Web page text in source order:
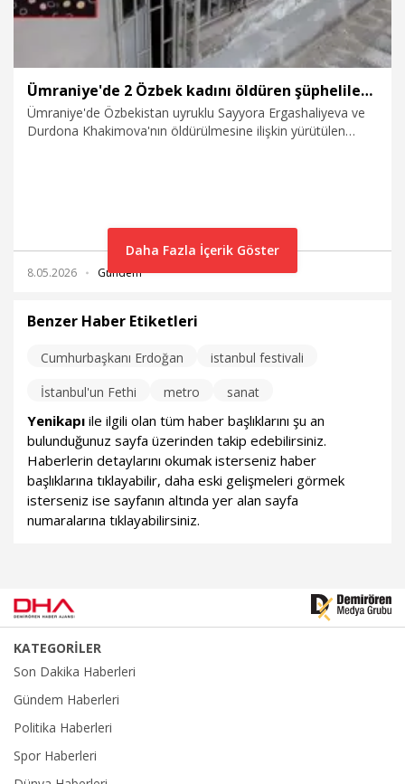
Ümraniye'de 2 Özbek kadını öldüren şüphelilere ağırlaştırılmış müebbet hapis talebi
Ümraniye'de Özbekistan uyruklu Sayyora Ergashaliyeva ve
Durdona Khakimova'nın öldürülmesine ilişkin yürütülen
8.05.2026 Gündem
Daha Fazla İçerik Göster
Benzer Haber Etiketleri
Cumhurbaşkanı Erdoğan
istanbul festivali
İstanbul'un Fethi
metro sanat
Yenikapı ile ilgili olan tüm haber başlıklarını şu an
bulunduğunuz sayfa üzerinden takip edebilirsiniz.
Haberlerin detaylarını okumak isterseniz haber
başlıklarına tıklayabilir, daha eski gelişmeleri görmek
isterseniz ise sayfanın altında yer alan sayfa
numaralarına tıklayabilirsiniz.
KATEGORİLER
Son Dakika Haberleri
Gündem Haberleri
Politika Haberleri
Spor Haberleri